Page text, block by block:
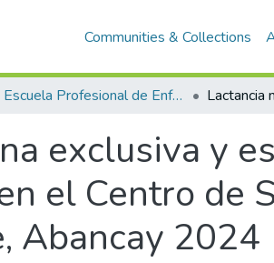
Communities & Collections
Escuela Profesional de Enfermería
exclusiva y
el Centro de
Abancay 2024